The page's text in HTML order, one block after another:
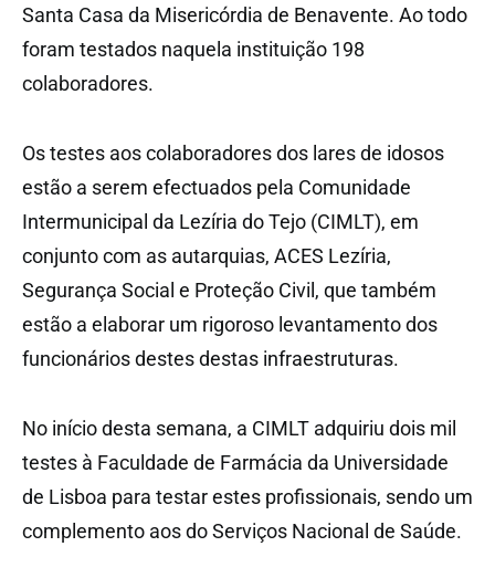
Santa Casa da Misericórdia de Benavente. Ao todo
foram testados naquela instituição 198
colaboradores.
Os testes aos colaboradores dos lares de idosos
estão a serem efectuados pela Comunidade
Intermunicipal da Lezíria do Tejo (CIMLT), em
conjunto com as autarquias, ACES Lezíria,
Segurança Social e Proteção Civil, que também
estão a elaborar um rigoroso levantamento dos
funcionários destes destas infraestruturas.
No início desta semana, a CIMLT adquiriu dois mil
testes à Faculdade de Farmácia da Universidade
de Lisboa para testar estes profissionais, sendo um
complemento aos do Serviços Nacional de Saúde.